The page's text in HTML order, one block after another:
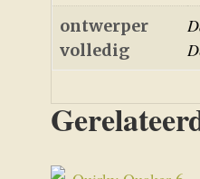
ontwerper
volledig